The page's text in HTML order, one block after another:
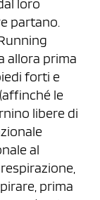
loro
partano.
allora prima
forti e
le
libere di
al
prima